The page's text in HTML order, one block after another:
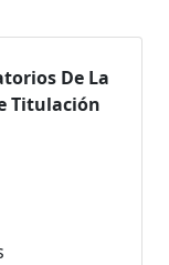
De La
Titulación